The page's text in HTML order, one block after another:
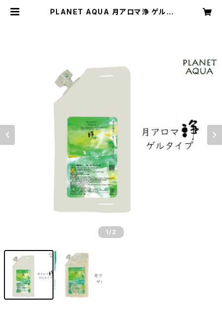
PLANET AQUA 月アロマ浄 ゲル |
1 /2